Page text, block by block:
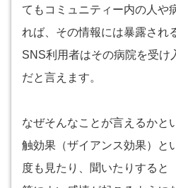
てもコミュニティー内の人や
れば、その情報には暴露され
SNS利用者はその病院を受け
だと言えます。
なぜそんなことが言えるかと
触効果（ザイアンス効果）と
度も見たり、聞いたりすると